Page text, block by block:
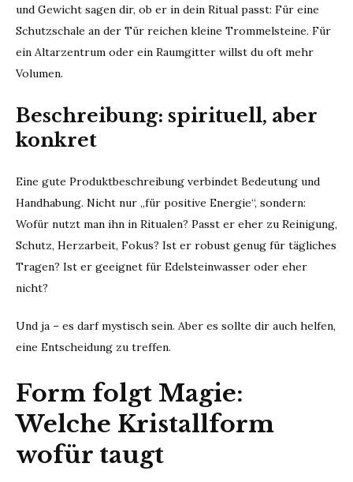
und Gewicht sagen dir, ob er in dein Ritual passt: Für eine
Schutzschale an der Tür reichen kleine Trommelsteine. Für
ein Altarzentrum oder ein Raumgitter willst du oft mehr
Volumen.
Beschreibung: spirituell, aber
konkret
Eine gute Produktbeschreibung verbindet Bedeutung und
Handhabung. Nicht nur „für positive Energie“, sondern:
Wofür nutzt man ihn in Ritualen? Passt er eher zu Reinigung,
Schutz, Herzarbeit, Fokus? Ist er robust genug für tägliches
Tragen? Ist er geeignet für Edelsteinwasser oder eher
nicht?
Und ja – es darf mystisch sein. Aber es sollte dir auch helfen,
eine Entscheidung zu treffen.
Form folgt Magie:
Welche Kristallform
wofür taugt